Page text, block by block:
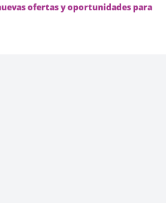
ofertas y oportunidades para